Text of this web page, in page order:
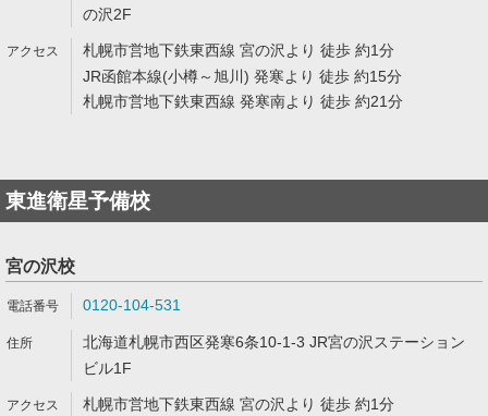
の沢2F
札幌市営地下鉄東西線 宮の沢より 徒歩 約1分
JR函館本線(小樽～旭川) 発寒より 徒歩 約15分
札幌市営地下鉄東西線 発寒南より 徒歩 約21分
東進衛星予備校
宮の沢校
0120-104-531
北海道札幌市西区発寒6条10-1-3 JR宮の沢ステーション
ビル1F
札幌市営地下鉄東西線 宮の沢より 徒歩 約1分